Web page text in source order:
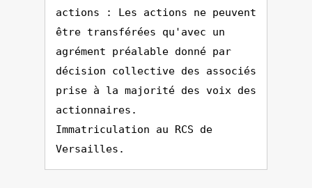
actions : Les actions ne peuvent
être transférées qu'avec un
agrément préalable donné par
décision collective des associés
prise à la majorité des voix des
actionnaires.
Immatriculation au RCS de
Versailles.